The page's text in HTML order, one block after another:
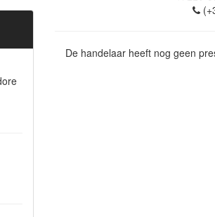
De handelaar heeft nog geen